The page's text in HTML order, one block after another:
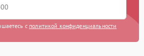
с политикой конфиденциальности